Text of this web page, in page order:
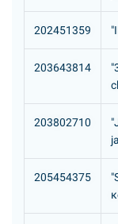
202451359
203643814
203802710
205454375